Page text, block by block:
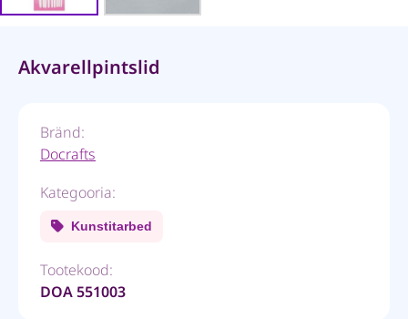
Akvarellpintslid
Bränd:
Docrafts
Kategooria:
Kunstitarbed
Tootekood:
DOA 551003